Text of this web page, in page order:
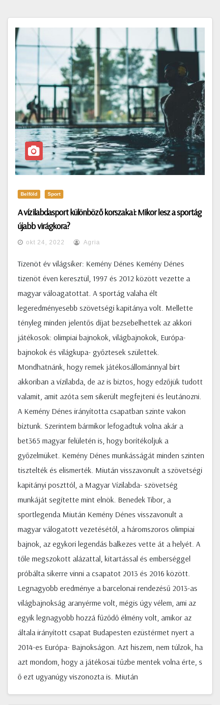
Belföld Sport
A vízilabdasport különböző korszakai: Mikor lesz a sportág
újabb virágkora?
okt 24, 2022 Agria
Tizenöt év világsiker: Kemény Dénes Kemény Dénes
tizenöt éven keresztül, 1997 és 2012 között vezette a
magyar váloagatottat. A sportág valaha élt
legeredményesebb szövetségi kapitánya volt. Mellette
tényleg minden jelentős díjat bezsebelhettek az akkori
játékosok: olimpiai bajnokok, világbajnokok, Európa-
bajnokok és világkupa- győztesek születtek.
Mondhatnánk, hogy remek játékosállománnyal bírt
akkoriban a vízilabda, de az is biztos, hogy edzőjük tudott
valamit, amit azóta sem sikerült megfejteni és leutánozni.
A Kemény Dénes irányította csapatban szinte vakon
bíztunk. Szerintem bármikor lefogadtuk volna akár a
bet365 magyar felületén is, hogy borítékoljuk a
győzelmüket. Kemény Dénes munkásságát minden szinten
tisztelték és elismerték. Miután visszavonult a szövetségi
kapitányi poszttól, a Magyar Vízilabda- szövetség
munkáját segítette mint elnök. Benedek Tibor, a
sportlegenda Miután Kemény Dénes visszavonult a
magyar válogatott vezetésétől, a háromszoros olimpiai
bajnok, az egykori legendás balkezes vette át a helyét. A
tőle megszokott alázattal, kitartással és emberséggel
próbálta sikerre vinni a csapatot 2013 és 2016 között.
Legnagyobb eredménye a barcelonai rendezésű 2013-as
világbajnokság aranyérme volt, mégis úgy vélem, ami az
egyik legnagyobb hozzá fűződő élmény volt, amikor az
általa irányított csapat Budapesten ezüstérmet nyert a
2014-es Európa- Bajnokságon. Azt hiszem, nem túlzok, ha
azt mondom, hogy a játékosai tűzbe mentek volna érte, s
ő ezt ugyanúgy viszonozta is. Miután